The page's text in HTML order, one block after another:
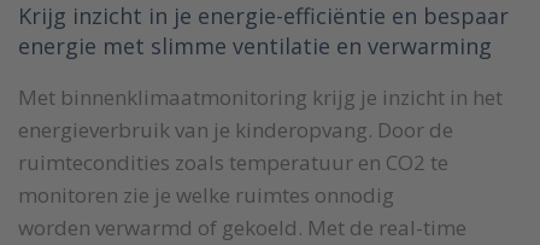
Krijg inzicht in je energie-efficiëntie en bespaar
energie met slimme ventilatie en verwarming
Met binnenklimaatmonitoring krijg je inzicht in het
energieverbruik van je kinderopvang. Door de
ruimtecondities zoals temperatuur en CO2 te
monitoren zie je welke ruimtes onnodig
worden verwarmd of gekoeld. Met de real-time